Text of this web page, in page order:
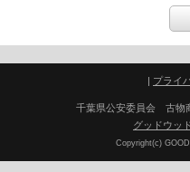
| プライ
千葉県公安委員会 古物
グッドウッ
Copyright(c)